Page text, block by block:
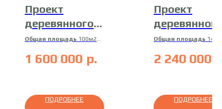
Проект
деревянного
дома 19-ДБ-1
Общая площадь 100м2
Материал
профилированный брус
1 600 000 р.
ПОДРОБНЕЕ
Проект
деревянного
дома 13-Д-4
Общая площадь
Материал
2 240 000
ПОДРОБНЕЕ